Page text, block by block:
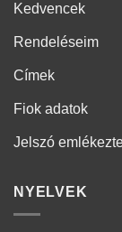
Kedvencek
Rendeléseim
Címek
Fiok adatok
Jelszó
NYELVEK